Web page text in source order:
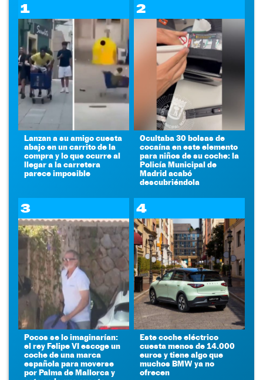
1
Lanzan a su amigo cuesta
abajo en un carrito de la
compra y lo que ocurre al
llegar a la carretera
parece imposible
2
Ocultaba 30 bolsas de
cocaína en este elemento
para niños de su coche: la
Policía Municipal de
Madrid acabó
descubriéndola
3
Pocos se lo imaginarían:
el rey Felipe VI escoge un
coche de una marca
española para moverse
por Palma de Mallorca y
4
Este coche eléctrico
cuesta menos de 14.000
euros y tiene algo que
muchos BMW ya no
ofrecen